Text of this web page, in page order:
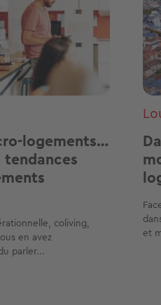
logements…
coliving,
en avez
parler...
et